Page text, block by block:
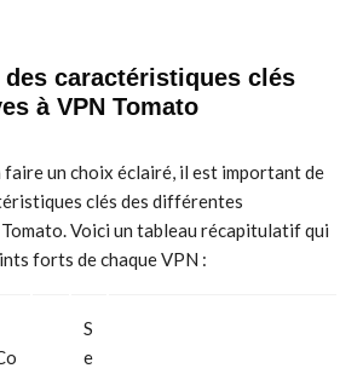
des caractéristiques clés
à VPN Tomato
faire un choix éclairé, il est important de
clés des différentes
Voici un tableau récapitulatif qui
forts de chaque VPN :
S
e